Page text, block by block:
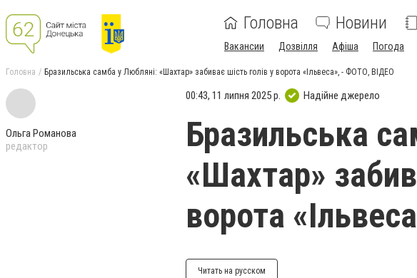
Головна Новини
Вакансии Дозвілля Афіша Погода
Головна Бразильська самба у Любляні: «Шахтар» забиває шість голів у ворота «Ільвеса», - ФОТО, ВІДЕО
Ольга Романова
редактор
00:43, 11 липня 2025 р. Надійне джерело
Бразильська
«Шахтар»
ворота
Читать на русском